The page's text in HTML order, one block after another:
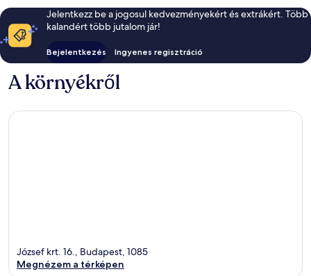
Jelentkezz be a jogosul kedvezményekért és extrákért. Több
kalandért több jutalom jár!
Bejelentkezés Ingyenes regisztráció
A környékről
József krt. 16., Budapest, 1085
Megnézem a térképen